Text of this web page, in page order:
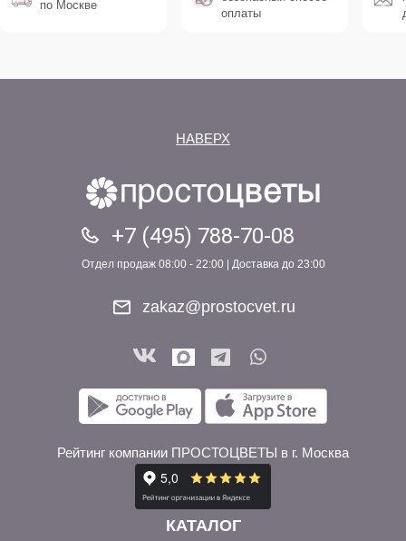
по Москве
оплаты
НАВЕРХ
+7 (495) 788-70-08
Отдел продаж 08:00 - 22:00 | Доставка до 23:00
zakaz@prostocvet.ru
Рейтинг компании ПРОСТОЦВЕТЫ в г. Москва
КАТАЛОГ